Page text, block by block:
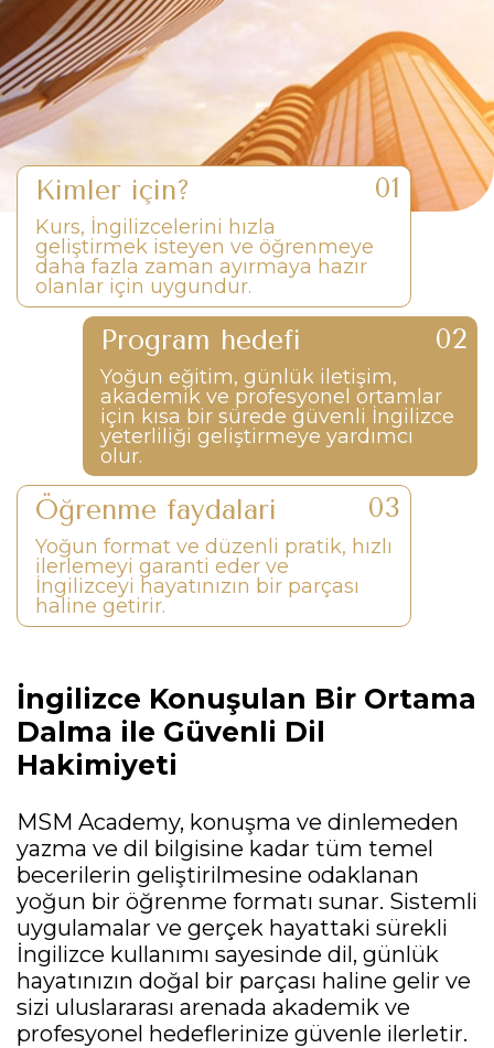
Kimler için?
Kurs, İngilizcelerini hızla
geliştirmek isteyen ve öğrenmeye
daha fazla zaman ayırmaya hazır
olanlar için uygundur.
Program hedefi
Yoğun eğitim, günlük iletişim,
akademik ve profesyonel ortamlar
için kısa bir sürede güvenli İngilizce
yeterliliği geliştirmeye yardımcı
olur.
Öğrenme faydaları
Yoğun format ve düzenli pratik, hızlı
ilerlemeyi garanti eder ve
İngilizceyi hayatınızın bir parçası
haline getirir.
İngilizce Konuşulan Bir Ortama
Dalma ile Güvenli Dil
Hakimiyeti
MSM Academy, konuşma ve dinlemeden
yazma ve dil bilgisine kadar tüm temel
becerilerin geliştirilmesine odaklanan
yoğun bir öğrenme formatı sunar. Sistemli
uygulamalar ve gerçek hayattaki sürekli
İngilizce kullanımı sayesinde dil, günlük
hayatınızın doğal bir parçası haline gelir ve
sizi uluslararası arenada akademik ve
profesyonel hedeflerinize güvenle ilerletir.